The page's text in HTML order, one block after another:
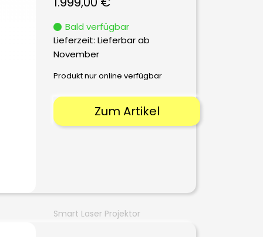
Bald verfügbar
Lieferzeit: Lieferbar ab
November
Produkt nur online verfügbar
Zum Artikel
Smart Laser Projektor